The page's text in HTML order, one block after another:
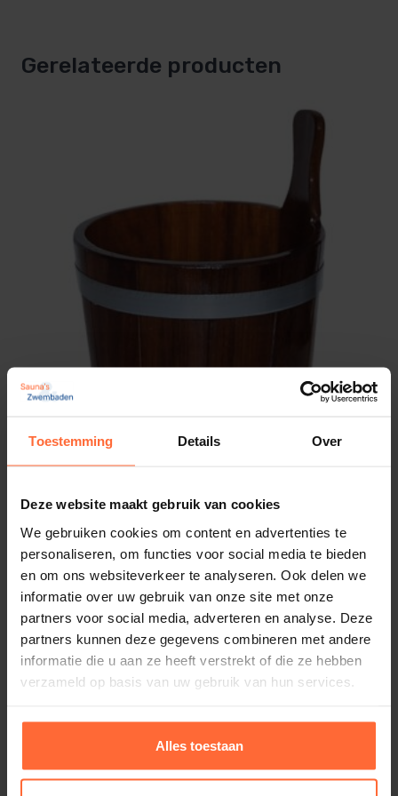
Toestemming Details Over
Deze website maakt gebruik van cookies
We gebruiken cookies om content en advertenties te
personaliseren, om functies voor social media te bieden
en om ons websiteverkeer te analyseren. Ook delen we
informatie over uw gebruik van onze site met onze
partners voor social media, adverteren en analyse. Deze
partners kunnen deze gegevens combineren met andere
informatie die u aan ze heeft verstrekt of die ze hebben
verzameld op basis van uw gebruik van hun services.
Alles toestaan
Stijlvol design:past bij zowel moderne als
Tip van de sauna-expert
Spoel de emmer na elk saunagebruik kort om met
schoon water, droog hem na of laat hem aan de
Zo behoudt het aluminium zijn glans en blijft het
Wil je een extra stijlvolle set? Combineer de emmer
met de bijpassende
in dezelfde
Inhoud: ca. 5 liter
Afmetingen: ± 23 × 31 × 34 cm
Gewicht: ± 700 gram
Materiaal: geanodiseerd aluminium & thermisch
Kleur: Champagne
Gerelateerde producten
89,95